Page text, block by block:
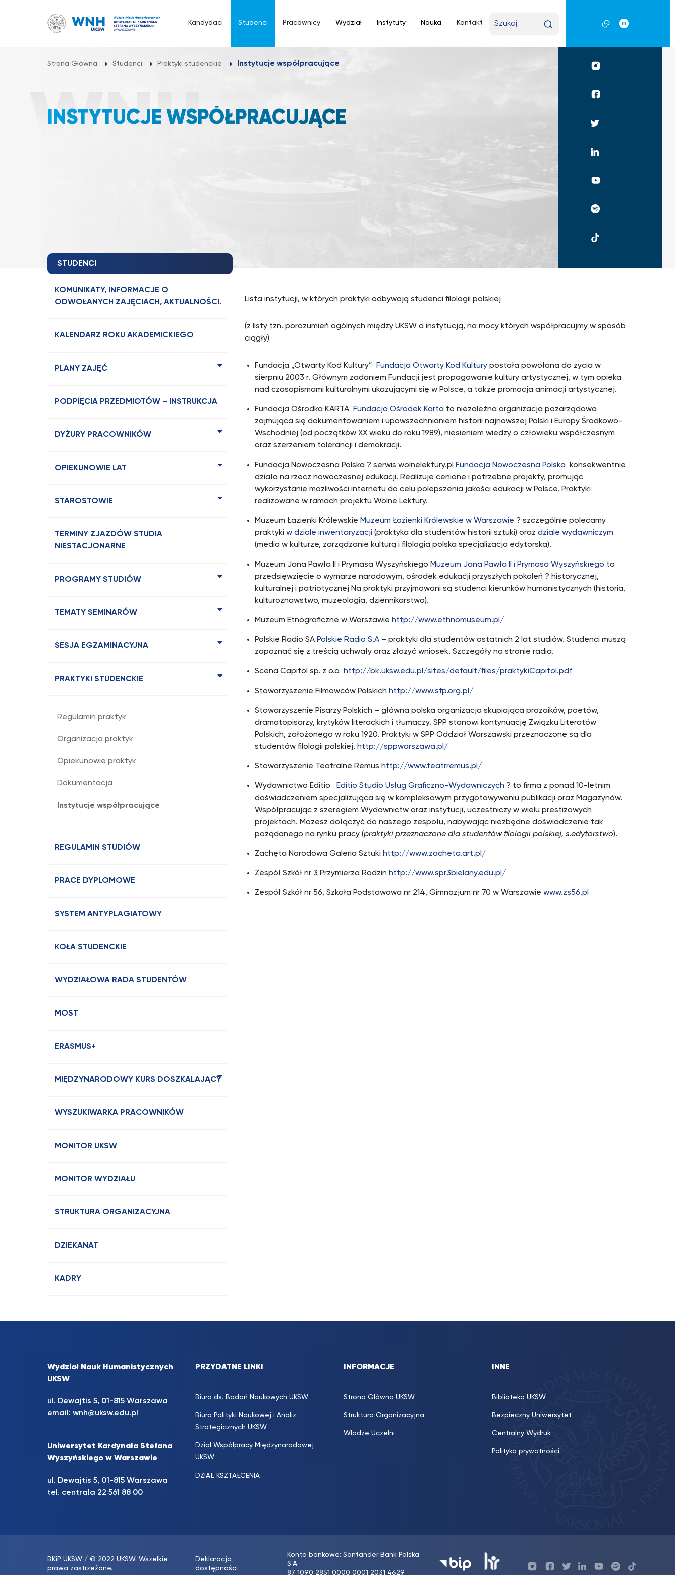
Kandydaci Studenci Pracownicy Wydział Instytuty Nauka Kontakt
wyszukiwaną
Strona Główna Studenci Praktyki studenckie Instytucje współpracujące
INSTYTUCJE WSPÓŁPRACUJĄCE
Profil
Profil
Profil
Profil
Linkedin
UKSW
UKSW
UKSW
STUDENCI
KOMUNIKATY, INFORMACJE O
ODWOŁANYCH ZAJĘCIACH, AKTUALNOŚCI.
KALENDARZ ROKU AKADEMICKIEGO
PLANY ZAJĘĆ
PODPIĘCIA PRZEDMIOTÓW – INSTRUKCJA
DYŻURY PRACOWNIKÓW
OPIEKUNOWIE LAT
STAROSTOWIE
TERMINY ZJAZDÓW STUDIA
NIESTACJONARNE
PROGRAMY STUDIÓW
TEMATY SEMINARÓW
SESJA EGZAMINACYJNA
PRAKTYKI STUDENCKIE
Regulamin praktyk
Organizacja praktyk
Opiekunowie praktyk
Dokumentacja
Instytucje współpracujące
REGULAMIN STUDIÓW
PRACE DYPLOMOWE
SYSTEM ANTYPLAGIATOWY
KOŁA STUDENCKIE
WYDZIAŁOWA RADA STUDENTÓW
MOST
ERASMUS+
MIĘDZYNARODOWY KURS DOSZKALAJĄCY
WYSZUKIWARKA PRACOWNIKÓW
MONITOR UKSW
MONITOR WYDZIAŁU
STRUKTURA ORGANIZACYJNA
DZIEKANAT
KADRY
Lista instytucji, w których praktyki odbywają studenci filologii polskiej
(z listy tzn. porozumień ogólnych między UKSW a instytucją, na mocy których współpracujmy w sposób
ciągły)
Fundacja „Otwarty Kod Kultury” Fundacja Otwarty Kod Kultury postała powołana do życia w
sierpniu 2003 r. Głównym zadaniem Fundacji jest propagowanie kultury artystycznej, w tym opieka
nad czasopismami kulturalnymi ukazującymi się w Polsce, a także promocja animacji artystycznej.
Fundacja Ośrodka KARTA Fundacja Ośrodek Karta to niezależna organizacja pozarządowa
zajmująca się dokumentowaniem i upowszechnianiem historii najnowszej Polski i Europy Środkowo-
Wschodniej (od początków XX wieku do roku 1989), niesieniem wiedzy o człowieku współczesnym
oraz szerzeniem tolerancji i demokracji.
Fundacja Nowoczesna Polska ? serwis wolnelektury.pl Fundacja Nowoczesna Polska konsekwentnie
działa na rzecz nowoczesnej edukacji. Realizuje cenione i potrzebne projekty, promując
wykorzystanie możliwości internetu do celu polepszenia jakości edukacji w Polsce. Praktyki
realizowane w ramach projektu Wolne Lektury.
Muzeum Łazienki Królewskie Muzeum Łazienki Królewskie w Warszawie ? szczególnie polecamy
praktykiw dziale inwentaryzacji(praktyka dla studentów historii sztuki) orazdziale wydawniczym
(media w kulturze, zarządzanie kulturą i filologia polska specjalizacja edytorska).
Muzeum Jana Pawła II i Prymasa Wyszyńskiego Muzeum Jana Pawła II i Prymasa Wyszyńskiego to
przedsięwzięcie o wymarze narodowym, ośrodek edukacji przyszłych pokoleń ? historycznej,
kulturalnej i patriotycznej Na praktyki przyjmowani są studenci kierunków humanistycznych (historia,
kulturoznawstwo, muzeologia, dziennikarstwo).
Muzeum Etnograficzne w Warszawie http://www.ethnomuseum.pl/
Polskie Radio SA Polskie Radio S.A – praktyki dla studentów ostatnich 2 lat studiów. Studenci muszą
zapoznać się z treścią uchwały oraz złożyć wniosek. Szczegóły na stronie radia.
Scena Capitol sp. z o.o http://bk.uksw.edu.pl/sites/default/files/praktykiCapitol.pdf
Stowarzyszenie Filmowców Polskich http://www.sfp.org.pl/
Stowarzyszenie Pisarzy Polskich – główna polska organizacja skupiająca prozaików, poetów,
dramatopisarzy, krytyków literackich i tłumaczy. SPP stanowi kontynuację Związku Literatów
Polskich, założonego w roku 1920. Praktyki w SPP Oddział Warszawski przeznaczone są dla
studentów filologii polskiej. http://sppwarszawa.pl/
Stowarzyszenie Teatralne Remus http://www.teatrremus.pl/
Wydawnictwo Editio Editio Studio Usług Graficzno-Wydawniczych ? to firma z ponad 10-letnim
doświadczeniem specjalizująca się w kompleksowym przygotowywaniu publikacji oraz Magazynów.
Współpracując z szeregiem Wydawnictw oraz instytucji, uczestniczy w wielu prestiżowych
projektach. Możesz dołączyć do naszego zespołu, nabywając niezbędne doświadczenie tak
pożądanego na rynku pracy (praktyki przeznaczone dla studentów filologii polskiej, s.edytorstwo).
Zachęta Narodowa Galeria Sztuki http://www.zacheta.art.pl/
Zespół Szkół nr 3 Przymierza Rodzin http://www.spr3bielany.edu.pl/
Zespół Szkół nr 56, Szkoła Podstawowa nr 214, Gimnazjum nr 70 w Warszawiewww.zs56.pl
Wydział Nauk Humanistycznych
UKSW
ul. Dewajtis 5, 01-815 Warszawa
email: wnh@uksw.edu.pl
Uniwersytet Kardynała Stefana
Wyszyńskiego w Warszawie
ul. Dewajtis 5, 01-815 Warszawa
tel. centrala 22 561 88 00
PRZYDATNE LINKI
Biuro ds. Badań Naukowych UKSW
Biuro Polityki Naukowej i Analiz
Strategicznych UKSW
Dział Współpracy Międzynarodowej
UKSW
DZIAŁ KSZTAŁCENIA
INFORMACJE
Strona Główna UKSW
Struktura Organizacyjna
Władze Uczelni
INNE
Biblioteka UKSW
Bezpieczny Uniwersytet
Centralny Wydruk
Polityka prywatności
BKiP UKSW / © 2022 UKSW. Wszelkie
prawa zastrzeżone.
Deklaracja
dostępności
Konto bankowe: Santander Bank Polska
S.A.
87 1090 2851 0000 0001 2031 4629
Profil ProfilProfilProfil UKSWProfilUKSW